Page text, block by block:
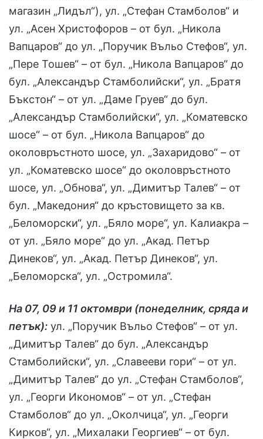
магазин „Лидъл“), ул. „Стефан Стамболов“ и
ул. „Асен Христофоров – от бул. „Никола
Вапцаров“ до ул. „Поручик Въльо Стефов“, ул.
„Пере Тошев“ – от бул. „Никола Вапцаров“ до
бул. „Александър Стамболийски“, ул. „Братя
Бъкстон“ – от ул. „Даме Груев“ до бул.
„Александър Стамболийски“, ул. „Коматевско
шосе“ – от бул. „Никола Вапцаров“ до
околовръстното шосе, ул. „Захаридово“ – от
ул. „Коматевско шосе“ до околовръстното
шосе, ул. „Обнова“, ул. „Димитър Талев“ – от
бул. „Македония“ до кръстовището за кв.
„Беломорски“, ул. „Бяло море“, ул. Калиакра –
от ул. „Бяло море“ до ул. „Акад. Петър
Динеков“, ул. „Акад. Петър Динеков“, ул.
„Беломорска“, ул. „Остромила“.
На 07, 09 и 11 октомври (понеделник, сряда и
петък): ул. „Поручик Въльо Стефов“ – от ул.
„Димитър Талев“ до бул. „Александър
Стамболийски“, ул. „Славееви гори“ – от ул.
„Димитър Талев“ до ул. „Стефан Стамболов“,
ул. „Георги Икономов“ – от ул. „Стефан
Стамболов“ до ул. „Околчица“, ул. „Георги
Кирков“, ул. „Михалаки Георгиев“ – от бул.